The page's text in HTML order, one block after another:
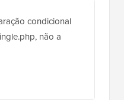
condicional
não a